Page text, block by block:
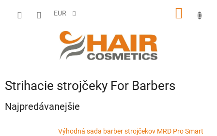
EUR
Strihacie strojčeky For Barbers
Najpredávanejšie
Výhodná sada barber strojčekov MRD Pro Smart